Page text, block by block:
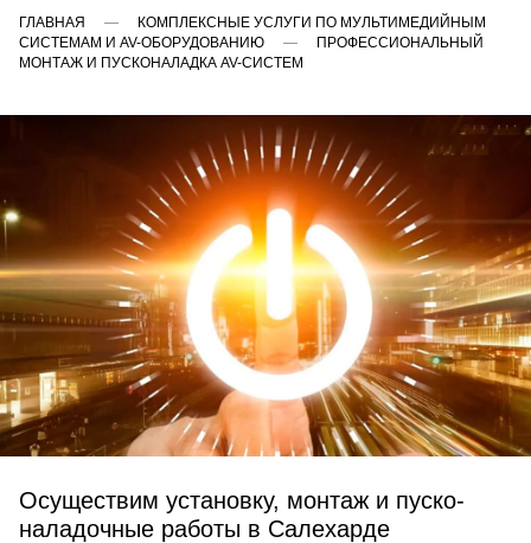
ГЛАВНАЯ
КОМПЛЕКСНЫЕ УСЛУГИ ПО МУЛЬТИМЕДИЙНЫМ
СИСТЕМАМ И AV-ОБОРУДОВАНИЮ
ПРОФЕССИОНАЛЬНЫЙ
МОНТАЖ И ПУСКОНАЛАДКА AV-СИСТЕМ
Осуществим установку, монтаж и пуско-
наладочные работы в Салехарде